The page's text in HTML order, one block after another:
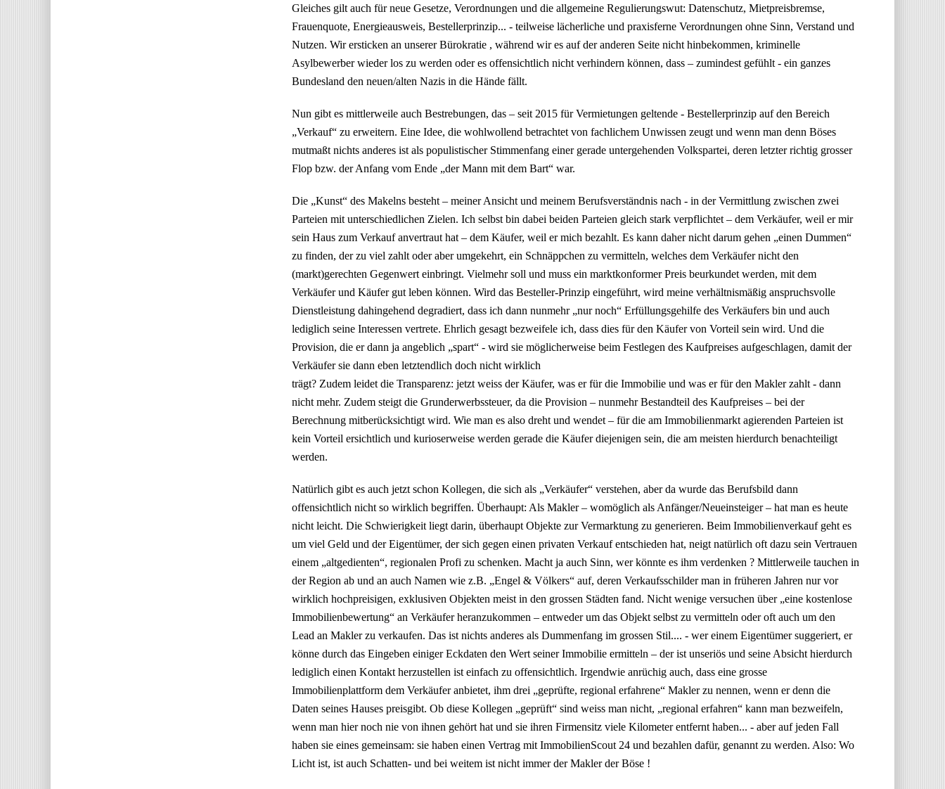
Gleiches gilt auch für neue Gesetze, Verordnungen und die allgemeine Regulierungswut: Datenschutz, Mietpreisbremse,
Frauenquote, Energieausweis, Bestellerprinzip... - teilweise lächerliche und praxisferne Verordnungen ohne Sinn, Verstand und
Nutzen. Wir ersticken an unserer Bürokratie , während wir es auf der anderen Seite nicht hinbekommen, kriminelle
Asylbewerber wieder los zu werden oder es offensichtlich nicht verhindern können, dass – zumindest gefühlt - ein ganzes
Bundesland den neuen/alten Nazis in die Hände fällt.
Nun gibt es mittlerweile auch Bestrebungen, das – seit 2015 für Vermietungen geltende - Bestellerprinzip auf den Bereich
„Verkauf“ zu erweitern. Eine Idee, die wohlwollend betrachtet von fachlichem Unwissen zeugt und wenn man denn Böses
mutmaßt nichts anderes ist als populistischer Stimmenfang einer gerade untergehenden Volkspartei, deren letzter richtig grosser
Flop bzw. der Anfang vom Ende „der Mann mit dem Bart“ war.
Die „Kunst“ des Makelns besteht – meiner Ansicht und meinem Berufsverständnis nach - in der Vermittlung zwischen zwei
Parteien mit unterschiedlichen Zielen. Ich selbst bin dabei beiden Parteien gleich stark verpflichtet – dem Verkäufer, weil er mir
sein Haus zum Verkauf anvertraut hat – dem Käufer, weil er mich bezahlt. Es kann daher nicht darum gehen „einen Dummen“
zu finden, der zu viel zahlt oder aber umgekehrt, ein Schnäppchen zu vermitteln, welches dem Verkäufer nicht den
(markt)gerechten Gegenwert einbringt. Vielmehr soll und muss ein marktkonformer Preis beurkundet werden, mit dem
Verkäufer und Käufer gut leben können. Wird das Besteller-Prinzip eingeführt, wird meine verhältnismäßig anspruchsvolle
Dienstleistung dahingehend degradiert, dass ich dann nunmehr „nur noch“ Erfüllungsgehilfe des Verkäufers bin und auch
lediglich seine Interessen vertrete. Ehrlich gesagt bezweifele ich, dass dies für den Käufer von Vorteil sein wird. Und die
Provision, die er dann ja angeblich „spart“ - wird sie möglicherweise beim Festlegen des Kaufpreises aufgeschlagen, damit der
Verkäufer sie dann eben letztendlich doch nicht wirklich
trägt? Zudem leidet die Transparenz: jetzt weiss der Käufer, was er für die Immobilie und was er für den Makler zahlt - dann
nicht mehr. Zudem steigt die Grunderwerbssteuer, da die Provision – nunmehr Bestandteil des Kaufpreises – bei der
Berechnung mitberücksichtigt wird. Wie man es also dreht und wendet – für die am Immobilienmarkt agierenden Parteien ist
kein Vorteil ersichtlich und kurioserweise werden gerade die Käufer diejenigen sein, die am meisten hierdurch benachteiligt
werden.
Natürlich gibt es auch jetzt schon Kollegen, die sich als „Verkäufer“ verstehen, aber da wurde das Berufsbild dann
offensichtlich nicht so wirklich begriffen. Überhaupt: Als Makler – womöglich als Anfänger/Neueinsteiger – hat man es heute
nicht leicht. Die Schwierigkeit liegt darin, überhaupt Objekte zur Vermarktung zu generieren. Beim Immobilienverkauf geht es
um viel Geld und der Eigentümer, der sich gegen einen privaten Verkauf entschieden hat, neigt natürlich oft dazu sein Vertrauen
einem „altgedienten“, regionalen Profi zu schenken. Macht ja auch Sinn, wer könnte es ihm verdenken ? Mittlerweile tauchen in
der Region ab und an auch Namen wie z.B. „Engel & Völkers“ auf, deren Verkaufsschilder man in früheren Jahren nur vor
wirklich hochpreisigen, exklusiven Objekten meist in den grossen Städten fand. Nicht wenige versuchen über „eine kostenlose
Immobilienbewertung“ an Verkäufer heranzukommen – entweder um das Objekt selbst zu vermitteln oder oft auch um den
Lead an Makler zu verkaufen. Das ist nichts anderes als Dummenfang im grossen Stil.... - wer einem Eigentümer suggeriert, er
könne durch das Eingeben einiger Eckdaten den Wert seiner Immobilie ermitteln – der ist unseriös und seine Absicht hierdurch
lediglich einen Kontakt herzustellen ist einfach zu offensichtlich. Irgendwie anrüchig auch, dass eine grosse
Immobilienplattform dem Verkäufer anbietet, ihm drei „geprüfte, regional erfahrene“ Makler zu nennen, wenn er denn die
Daten seines Hauses preisgibt. Ob diese Kollegen „geprüft“ sind weiss man nicht, „regional erfahren“ kann man bezweifeln,
wenn man hier noch nie von ihnen gehört hat und sie ihren Firmensitz viele Kilometer entfernt haben... - aber auf jeden Fall
haben sie eines gemeinsam: sie haben einen Vertrag mit ImmobilienScout 24 und bezahlen dafür, genannt zu werden. Also: Wo
Licht ist, ist auch Schatten- und bei weitem ist nicht immer der Makler der Böse !